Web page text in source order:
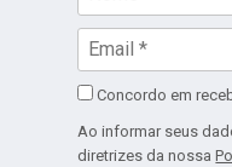
Concordo em
Ao informar seus
diretrizes da nossa